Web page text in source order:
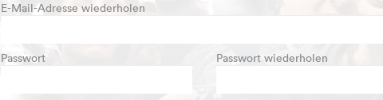
E-Mail-Adresse wiederholen
Passwort Passwort wiederholen